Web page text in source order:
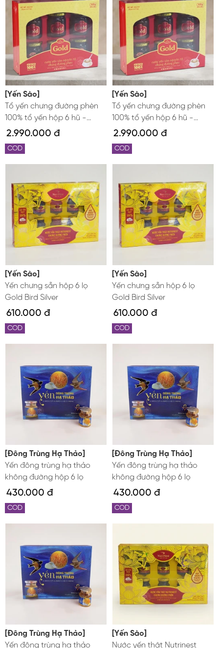
[Yến Sào]
Tổ yến chưng đường phèn
100% tổ yến hộp 6 hũ -
190g/ hũ - Gold Bird
2.990.000 đ
COD
[Yến Sào]
Tổ yến chưng đường phèn
100% tổ yến hộp 6 hũ -
190g/ hũ - Gold Bird
2.990.000 đ
COD
[Yến Sào]
Yến chưng sẵn hộp 6 lọ
Gold Bird Silver
610.000 đ
COD
[Yến Sào]
Yến chưng sẵn hộp 6 lọ
Gold Bird Silver
610.000 đ
COD
[Đông Trùng Hạ Thảo]
Yến đông trùng hạ thảo
không đường hộp 6 lọ
430.000 đ
COD
[Đông Trùng Hạ Thảo]
Yến đông trùng hạ thảo
không đường hộp 6 lọ
430.000 đ
COD
[Đông Trùng Hạ Thảo]
Yến đông trùng hạ thảo
[Yến Sào]
Nước yến thật Nutrinest